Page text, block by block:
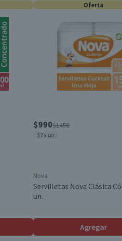
Oferta
$990$1450
$7 x un
Nova
Servilletas Nova Clásica
un.
Agregar